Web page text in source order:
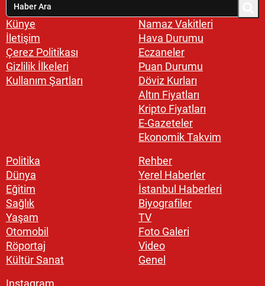
Künye
İletişim
Çerez Politikası
Gizlilik İlkeleri
Kullanım Şartları
Namaz Vakitleri
Hava Durumu
Eczaneler
Puan Durumu
Döviz Kurları
Altın Fiyatları
Kripto Fiyatları
E-Gazeteler
Ekonomik Takvim
Politika
Dünya
Eğitim
Sağlık
Yaşam
Otomobil
Röportaj
Kültür Sanat
Rehber
Yerel Haberler
İstanbul Haberleri
Biyografiler
TV
Foto Galeri
Video
Genel